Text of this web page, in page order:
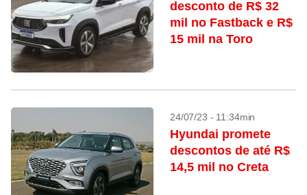
desconto de R$ 32
mil no Fastback e R$
15 mil na Toro
24/07/23 - 11:34min
Hyundai promete
descontos de até R$
14,5 mil no Creta